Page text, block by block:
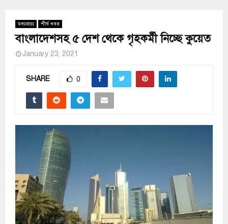
মধ্যপ্রাচ্য শীর্ষ খবর
বাংলাদেশসহ ৫ দেশ থেকে গৃহকর্মী নিচ্ছে কুয়েত
January 23, 2021
SHARE 0